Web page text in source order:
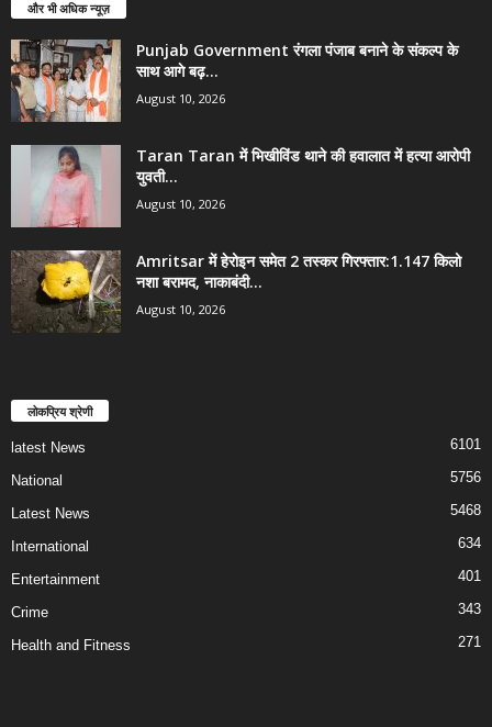
और भी अधिक न्यूज़
Punjab Government रंगला पंजाब बनाने के संकल्प के
साथ आगे बढ़...
August 10, 2026
Taran Taran में भिखीविंड थाने की हवालात में हत्या आरोपी
युवती...
August 10, 2026
Amritsar में हेरोइन समेत 2 तस्कर गिरफ्तार:1.147 किलो
नशा बरामद, नाकाबंदी...
August 10, 2026
लोकप्रिय श्रेणी
latest News 6101
National 5756
Latest News 5468
International 634
Entertainment 401
Crime 343
Health and Fitness 271